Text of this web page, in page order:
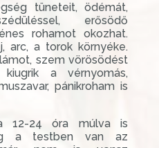
tüneteit, ödémát,
erősödő
rohamot okozhat.
arc, a torok környéke.
szem vörösödést
a vérnyomás,
pánikroham is
12-24 óra múlva is
a testben van az